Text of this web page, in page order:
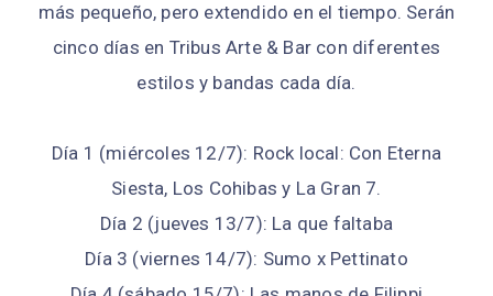
más pequeño, pero extendido en el tiempo. Serán
cinco días en Tribus Arte & Bar con diferentes
estilos y bandas cada día.
Día 1 (miércoles 12/7): Rock local: Con Eterna
Siesta, Los Cohibas y La Gran 7.
Día 2 (jueves 13/7): La que faltaba
Día 3 (viernes 14/7): Sumo x Pettinato